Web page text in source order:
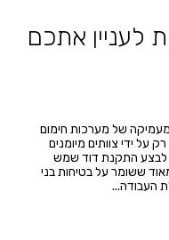
לעניין אתכם
של מערכות חימום
על ידי צוותים מיומנים
לבצע התקנת דוד שמש
ששומר על בטיחות בני
העבודה...